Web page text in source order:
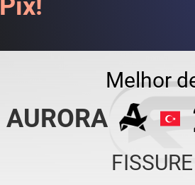
Pix!
Melhor
AURORA